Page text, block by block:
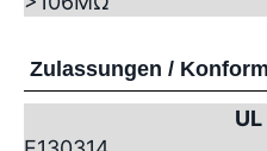
Zulassungen /